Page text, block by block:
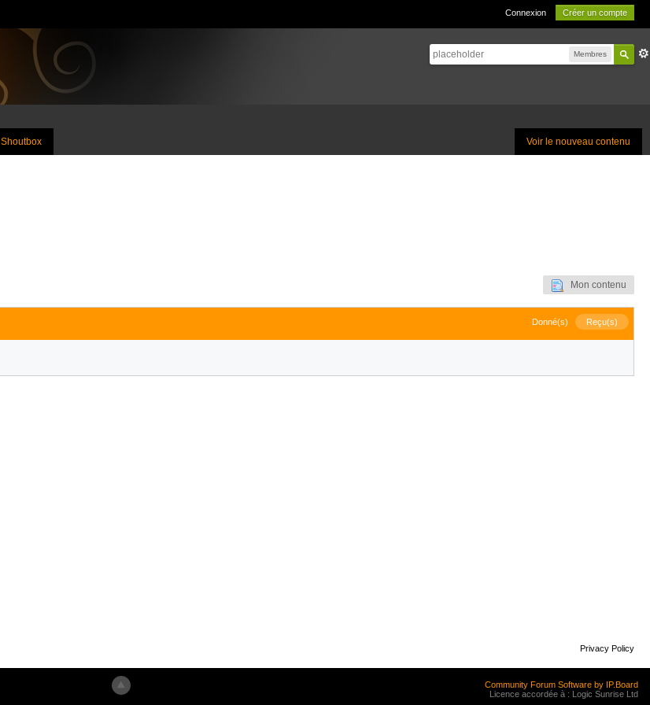
Connexion Créer un compte
Membres
Voir le nouveau contenu
Shoutbox
Mon contenu
Donné(s) Reçu(s)
Privacy Policy
Community Forum Software by IP.Board
Licence accordée à : Logic Sunrise Ltd